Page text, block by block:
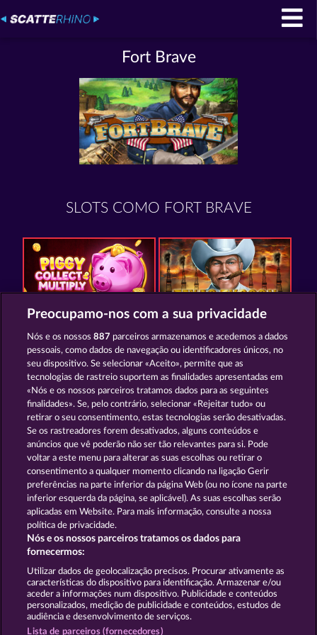
Fort Brave
SLOTS COMO FORT BRAVE
Piggy Collect Multiply Texas Tycoon
Balthazar Dead Legion
Termos e Condições
Declaração de Privacidade Marca
Empresa Perguntas frequentes
Enviar pedido de rescisão
Preocupamo-nos com a sua privacidade
Nós e os nossos887 parceiros armazenamos e acedemos a dados
pessoais, como dados de navegação ou identificadores únicos, no
seu dispositivo. Se selecionar «Aceito», permite que as
tecnologias de rastreio suportem as finalidades apresentadas em
«Nós e os nossos parceiros tratamos dados para as seguintes
finalidades». Se, pelo contrário, selecionar «Rejeitar tudo» ou
retirar o seu consentimento, estas tecnologias serão desativadas.
Se os rastreadores forem desativados, alguns conteúdos e
anúncios que vê poderão não ser tão relevantes para si. Pode
voltar a este menu para alterar as suas escolhas ou retirar o
consentimento a qualquer momento clicando na ligação Gerir
preferências na parte inferior da página Web (ou no ícone na parte
inferior esquerda da página, se aplicável). As suas escolhas serão
aplicadas em Website. Para mais informação, consulte a nossa
política de privacidade.
Nós e os nossos parceiros tratamos os dados para
fornecermos:
Utilizar dados de geolocalização precisos. Procurar ativamente as
características do dispositivo para identificação. Armazenar e/ou
aceder a informações num dispositivo. Publicidade e conteúdos
personalizados, medição de publicidade e conteúdos, estudos de
audiência e desenvolvimento de serviços.
Lista de parceiros (fornecedores)